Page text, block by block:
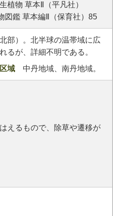
植物 草本Ⅱ（平凡社）
図鑑 草本編Ⅱ（保育社）85
部）。北半球の温帯域に広
るが、詳細不明である。
域 中丹地域、南丹地域。
えるもので、除草や遷移が